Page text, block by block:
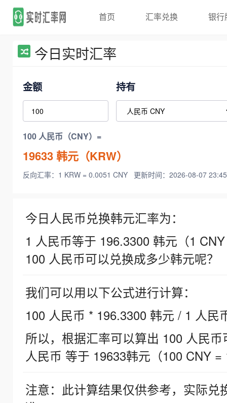
首页 汇率兑换 银行
今日实时汇率
金额 持有
100 人民币（CNY）=
19633韩元（KRW）
反向汇率：1 KRW = 0.0051 CNY 更新时间：2026-08-07
今日人民币兑换韩元汇率为：
1 人民币等于 196.3300 韩元（1
100 人民币可以兑换成多少韩元呢？
我们可以用以下公式进行计算：
100 人民币 * 196.3300 韩元 / 1 人民
所以，根据汇率可以算出 100 人民
人民币 等于 19633韩元（100 CNY =
注意：此计算结果仅供参考，实际